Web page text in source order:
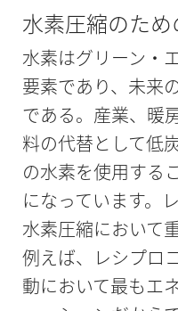
水素圧縮のた
水素はグリーン・
要素であり、未来
である。産業、暖
料の代替として低
の水素を使用する
になっています。
水素圧縮において
例えば、レシプロ
動において最もエ